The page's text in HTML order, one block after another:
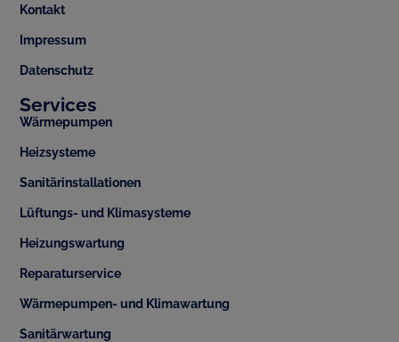
Kontakt
Impressum
Datenschutz
Services
Wärmepumpen
Heizsysteme
Sanitärinstallationen
Lüftungs- und Klimasysteme
Heizungswartung
Reparaturservice
Wärmepumpen- und Klimawartung
Sanitärwartung